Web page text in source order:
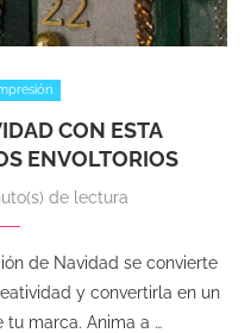
CON ESTA
ENVOLTORIOS
de lectura
de Navidad se convierte
y convertirla en un
marca. Anima a …